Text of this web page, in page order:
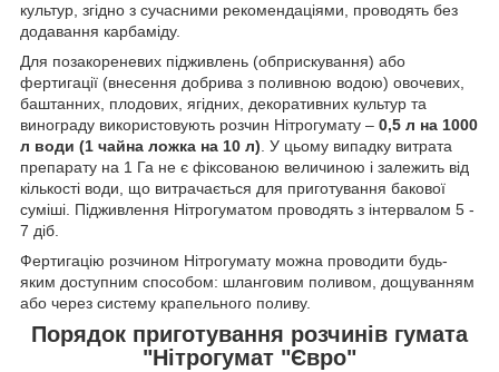
культур, згідно з сучасними рекомендаціями, проводять без
додавання карбаміду.
Для позакореневих підживлень (обприскування) або
фертигації (внесення добрива з поливною водою) овочевих,
баштанних, плодових, ягідних, декоративних культур та
винограду використовують розчин Нітрогумату – 0,5 л на 1000
л води (1 чайна ложка на 10 л). У цьому випадку витрата
препарату на 1 Га не є фіксованою величиною і залежить від
кількості води, що витрачається для приготування бакової
суміші. Підживлення Нітрогуматом проводять з інтервалом 5 -
7 діб.
Фертигацію розчином Нітрогумату можна проводити будь-
яким доступним способом: шланговим поливом, дощуванням
або через систему крапельного поливу.
Порядок приготування розчинів гумата
"Нітрогумат "Євро"